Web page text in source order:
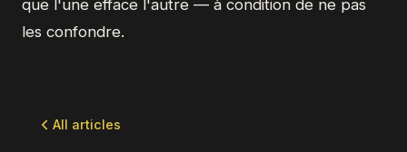
que l'une efface l'autre — à condition de ne pas
les confondre.
All articles